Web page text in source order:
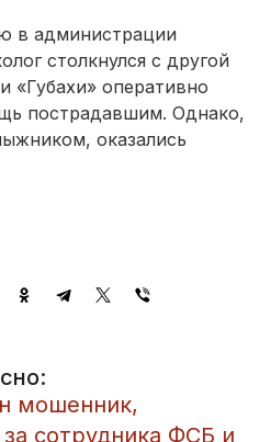
в администрации
столкнулся с другой
«Губахи» оперативно
пострадавшим. Однако,
оказались
мошенник,
сотрудника ФСБ и